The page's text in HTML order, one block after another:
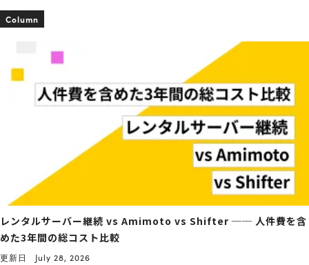
Column
レンタルサーバー継続 vs Amimoto vs Shifter ── 人件費を含
めた3年間の総コスト比較
更新日 July 28, 2026